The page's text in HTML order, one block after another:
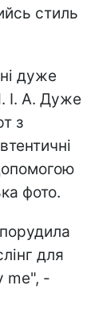
стиль
дуже
I. A. Дуже
з
фото.
для
me", -